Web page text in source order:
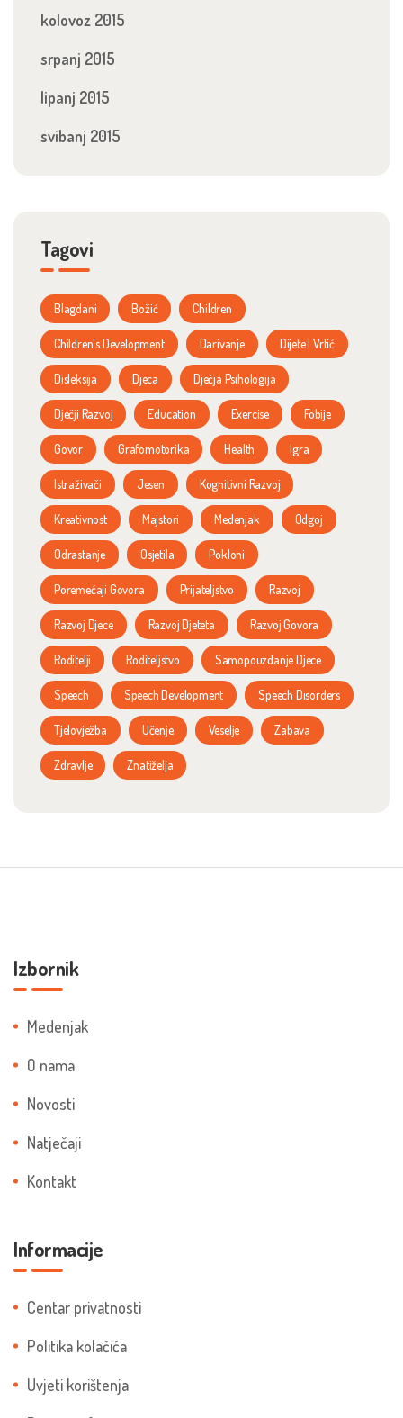
kolovoz 2015
srpanj 2015
lipanj 2015
svibanj 2015
Tagovi
Blagdani Božić Children
Children's Development Darivanje Dijete I Vrtić
Disleksija Djeca Dječja Psihologija
Dječji Razvoj Education Exercise Fobije
Govor Grafomotorika Health Igra
Istraživači Jesen Kognitivni Razvoj
Kreativnost Majstori Medenjak Odgoj
Odrastanje Osjetila Pokloni
Poremećaji Govora Prijateljstvo Razvoj
Razvoj Djece Razvoj Djeteta Razvoj Govora
Roditelji Roditeljstvo Samopouzdanje Djece
Speech Speech Development Speech Disorders
Tjelovježba Učenje Veselje Zabava
Zdravlje Znatiželja
Izbornik
Medenjak
O nama
Novosti
Natječaji
Kontakt
Informacije
Centar privatnosti
Politika kolačića
Uvjeti korištenja